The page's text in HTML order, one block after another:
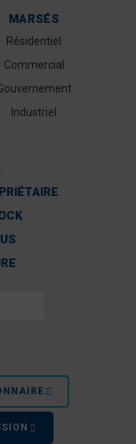
MARSÉS
Résidentiel
Commercial
Industriel